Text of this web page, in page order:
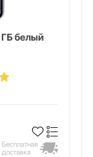
ГБ белый
Бесплатная
доставка